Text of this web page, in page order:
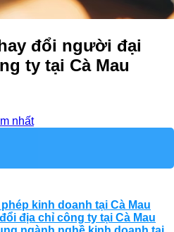
đổi người đại
ty tại Cà Mau
nhất
kinh doanh tại Cà Mau
địa chỉ công ty tại Cà Mau